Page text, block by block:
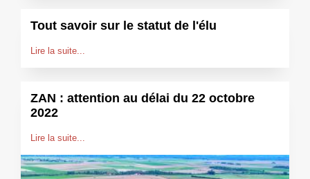
Tout savoir sur le statut de l'élu
Lire la suite...
ZAN : attention au délai du 22 octobre
2022
Lire la suite...